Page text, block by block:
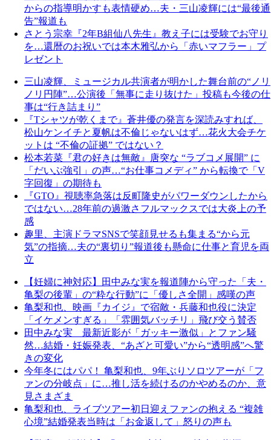
からの指導明かすも表情硬め…夫・三山凌輝には“最後通
告”報道も
さとう宗幸『2年B組仙八先生』教え子には受験でお守り
を…還暦のお祝いでは本木雅弘から「赤いマフラー」プ
レゼント
三山凌輝、ミュージカル共演者が明かした舞台前の“ノリ
ノリ円陣”…公演後「無事に走り抜けた」投稿も今後の仕
事は“行き詰まり”
『Tシャツが乾くまで』蒼井優の発言を深読みすれば、
松山ケンイチと夏帆は不倫じゃないはず…花火大会チケ
ットは “不倫の証拠” ではない？
松本若菜『君の好きは無敵』唐突な “ラブコメ展開” に
「だいぶ強引」の声…“お仕事コメディ” から転換で「V
字回復」の期待も
『GTO』視聴率急落は反町隆史がパワーダウンしたから
ではない…28年前の過激さフルマックスでは大炎上の予
感
趣里、主演ドラマSNSで笑顔見せるも集まる“から元
気”の指摘…夫の“裏切り”報道後も懸命に仕事と育児を両
立
【妊婦に神対応】田中みな実を報道陣から守った「夫・
亀梨の後輩」の“粋な行動”に「優しさ全開」感嘆の声
亀梨和也、映画『カイジ』で宿敵・兵藤和也役に決定
「イケメンすぎる」「雰囲気バッチリ」飛び交う賛否
田中みな実 最新近影が「ガッキー激似」とファン騒
然…結婚・妊娠発表、“あざと可愛い”から“透明感”へ驚
きの変化
今年冬にはパパ！ 亀梨和也、9年ぶりソロツアーが「フ
ァンの分岐点」に…推し活を続けるのかやめるのか、意
見さまざま
亀梨和也、ライブツアー初日迎えファンの抱える “複雑
心境”結婚発表当時は「お金返して」怒りの声も